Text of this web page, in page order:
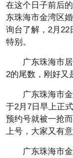
在这个日子前后
东珠海市金湾区
询台了解，2月22
特别。
广东珠海市
2的尾数，刚好又
广东珠海市
于2月7日早上正
预约号就被一抢
上号，大家又有
广东珠海市